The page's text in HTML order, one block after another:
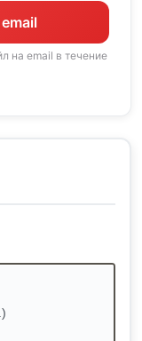
на email в течение